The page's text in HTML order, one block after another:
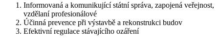
Informovaná a komunikující státní správa, zapojená veřejnost,
vzdělaní profesionálové
Účinná prevence při výstavbě a rekonstrukci budov
Efektivní regulace stávajícího ozáření